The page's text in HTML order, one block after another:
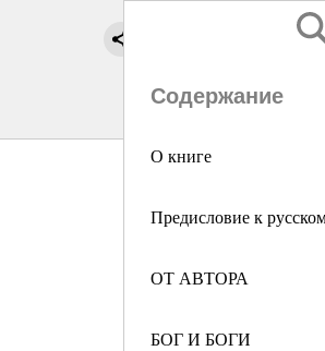
Содержание
О книге
Предисловие к
ОТ АВТОРА
БОГ И БОГИ